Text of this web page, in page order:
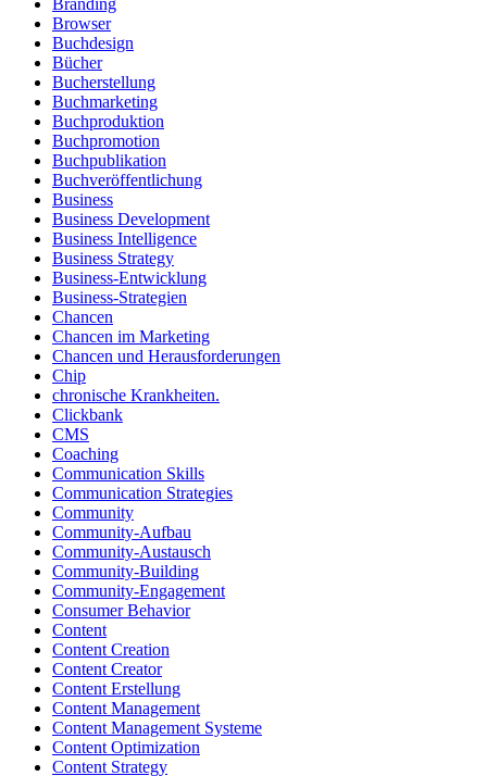
Branding
Browser
Buchdesign
Bücher
Bucherstellung
Buchmarketing
Buchproduktion
Buchpromotion
Buchpublikation
Buchveröffentlichung
Business
Business Development
Business Intelligence
Business Strategy
Business-Entwicklung
Business-Strategien
Chancen
Chancen im Marketing
Chancen und Herausforderungen
Chip
chronische Krankheiten.
Clickbank
CMS
Coaching
Communication Skills
Communication Strategies
Community
Community-Aufbau
Community-Austausch
Community-Building
Community-Engagement
Consumer Behavior
Content
Content Creation
Content Creator
Content Erstellung
Content Management
Content Management Systeme
Content Optimization
Content Strategy